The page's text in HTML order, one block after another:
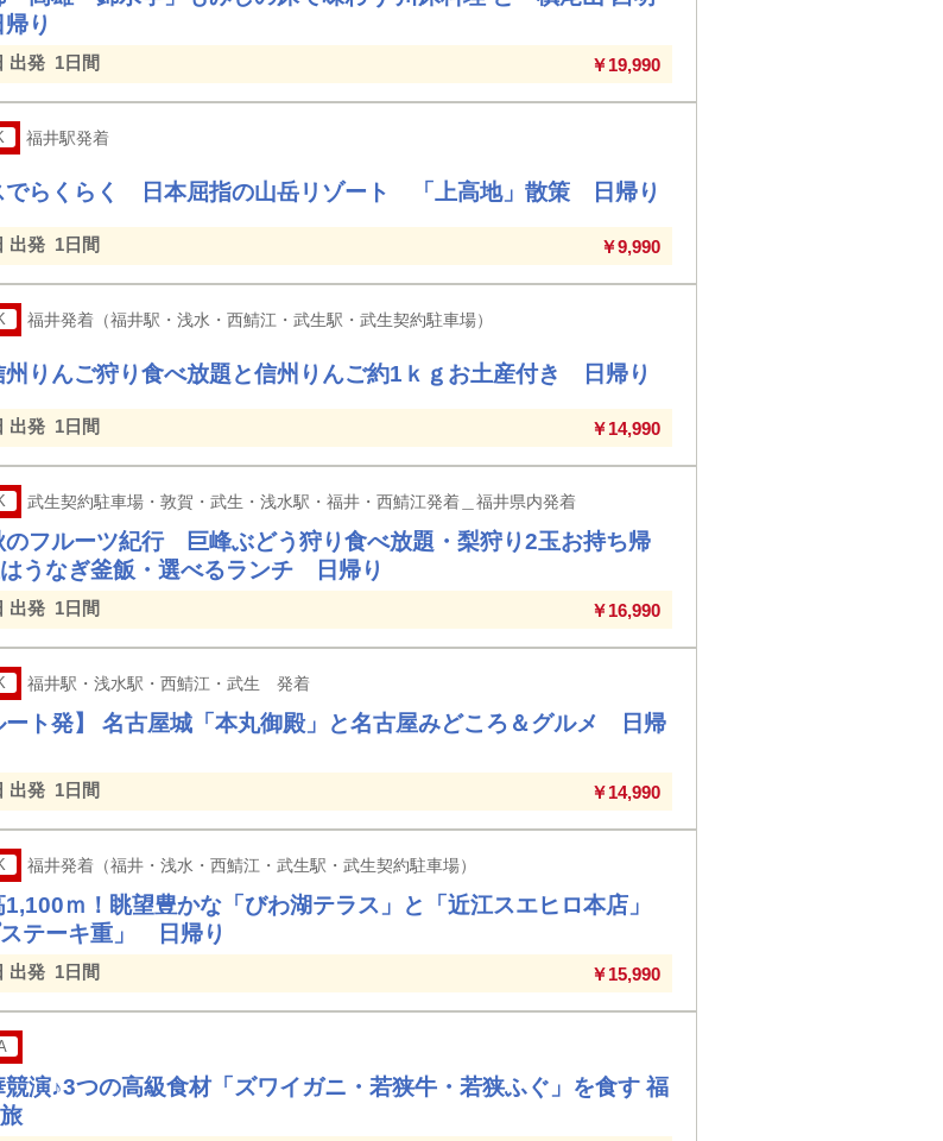
り
出発 1日間 ￥19,990
福井駅発着
でらくらく 日本屈指の山岳リゾート 「上高地」散策 日帰り
出発 1日間 ￥9,990
福井発着（福井駅・浅水・西鯖江・武生駅・武生契約駐車場）
州りんご狩り食べ放題と信州りんご約1ｋｇお土産付き 日帰り
出発 1日間 ￥14,990
武生契約駐車場・敦賀・武生・浅水駅・福井・西鯖江発着＿福井県内発着
のフルーツ紀行 巨峰ぶどう狩り食べ放題・梨狩り2玉お持ち帰
うなぎ釜飯・選べるランチ 日帰り
出発 1日間 ￥16,990
福井駅・浅水駅・西鯖江・武生 発着
ート発】 名古屋城「本丸御殿」と名古屋みどころ＆グルメ 日帰
出発 1日間 ￥14,990
福井発着（福井・浅水・西鯖江・武生駅・武生契約駐車場）
1,100ｍ！眺望豊かな「びわ湖テラス」と「近江スエヒロ本店」
テーキ重」 日帰り
出発 1日間 ￥15,990
競演♪3つの高級食材「ズワイガニ・若狭牛・若狭ふぐ」を食す 福